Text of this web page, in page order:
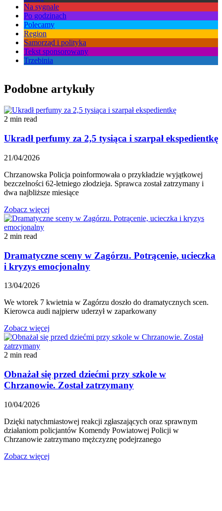
Na sygnale
Po godzinach
Polecamy
Region
Samorząd i polityka
Tekst sponsorowany
Trzebinia
Podobne artykuły
2 min read
Ukradł perfumy za 2,5 tysiąca i szarpał ekspedientkę
21/04/2026
Chrzanowska Policja poinformowała o przykładzie wyjątkowej
bezczelności 62-letniego złodzieja. Sprawca został zatrzymany i
dwa najbliższe miesiące
Zobacz więcej
2 min read
Dramatyczne sceny w Zagórzu. Potrącenie, ucieczka
i kryzys emocjonalny
13/04/2026
We wtorek 7 kwietnia w Zagórzu doszło do dramatycznych scen.
Kierowca audi najpierw uderzył w zaparkowany
Zobacz więcej
2 min read
Obnażał się przed dziećmi przy szkole w
Chrzanowie. Został zatrzymany
10/04/2026
Dzięki natychmiastowej reakcji zgłaszających oraz sprawnym
działaniom policjantów Komendy Powiatowej Policji w
Chrzanowie zatrzymano mężczyznę podejrzanego
Zobacz więcej